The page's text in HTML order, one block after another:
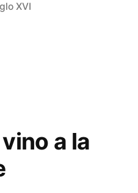
XVI
a la